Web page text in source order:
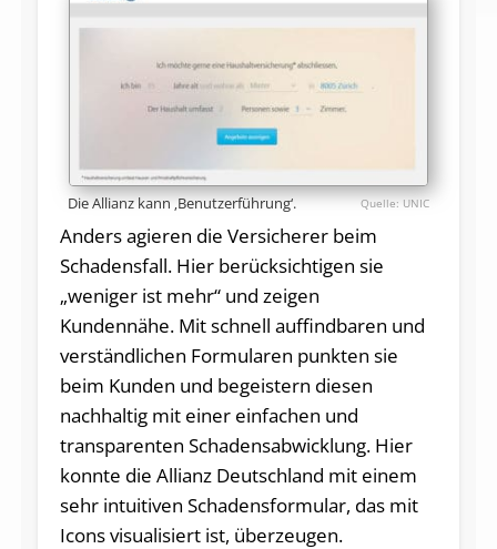
Die Allianz kann ‚Benutzerführung‘. UNIC
Anders agieren die Versicherer beim
Schadensfall. Hier berücksichtigen sie
„weniger ist mehr“ und zeigen
Kundennähe. Mit schnell auffindbaren und
verständlichen Formularen punkten sie
beim Kunden und begeistern diesen
nachhaltig mit einer einfachen und
transparenten Schadensabwicklung. Hier
konnte die Allianz Deutschland mit einem
sehr intuitiven Schadensformular, das mit
Icons visualisiert ist, überzeugen.